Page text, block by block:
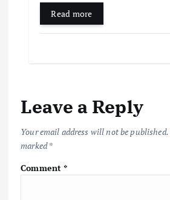
Read more
Leave a Reply
Your email address will not be published.
marked*
Comment*